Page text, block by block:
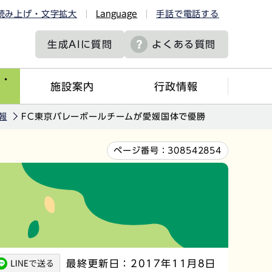
み上げ・文字拡大 Language 手話で電話する
生成AIに質問 よくある質問
施設案内 行政情報
FC東京バレーボールチームが愛媛国体で優勝
ページ番号： 308542854
最終更新日：2017年11月8日